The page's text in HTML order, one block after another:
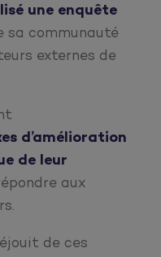
une enquête
sa communauté
externes de
d’amélioration
de leur
aux
de ces